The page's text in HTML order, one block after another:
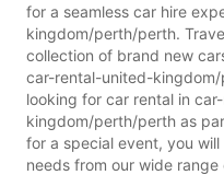
for a seamless car hire
kingdom/perth/perth.
collection of brand new
car-rental-united-
looking for car rental in
kingdom/perth/perth as
for a special event, you
needs from our wide